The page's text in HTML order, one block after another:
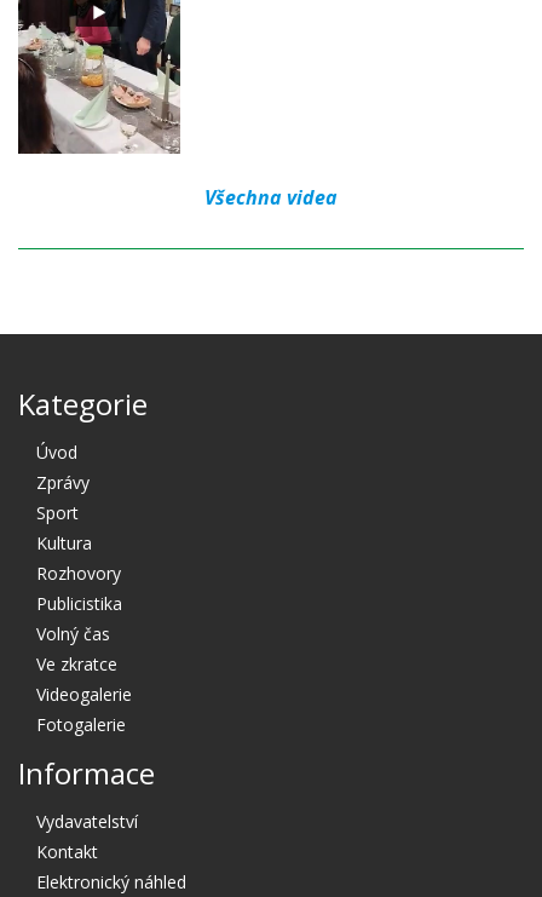
Všechna videa
Kategorie
Úvod
Zprávy
Sport
Kultura
Rozhovory
Publicistika
Volný čas
Ve zkratce
Videogalerie
Fotogalerie
Informace
Vydavatelství
Kontakt
Elektronický náhled